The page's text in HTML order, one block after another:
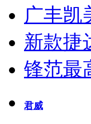
广丰凯
新款捷
锋范最
君威